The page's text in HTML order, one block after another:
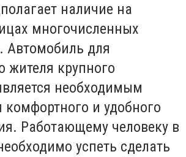
наличие на
многочисленных
Автомобиль для
жителя крупного
необходимым
комфортного и удобного
Работающему человеку в
успеть сделать